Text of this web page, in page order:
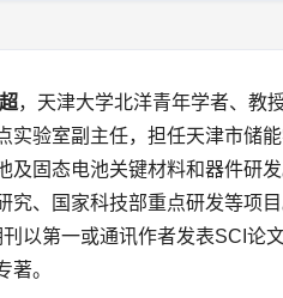
，天津大学北洋青年学者、教
实验室副主任，担任天津市储
及固态电池关键材料和器件研
究、国家科技部重点研发等项
刊以第一或通讯作者发表SCI论
著。